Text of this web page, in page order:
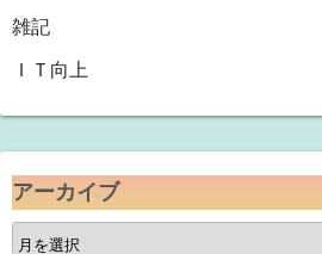
雑記
ＩＴ向上
アーカイブ
ア